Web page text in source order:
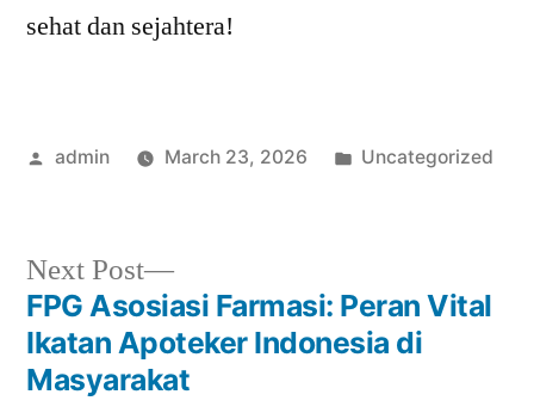
sehat dan sejahtera!
Posted
admin March 23, 2026
Posted
Uncategorized
Post
navigation
Next Post
Next
post:
FPG Asosiasi Farmasi: Peran Vital
Ikatan Apoteker Indonesia di
Masyarakat